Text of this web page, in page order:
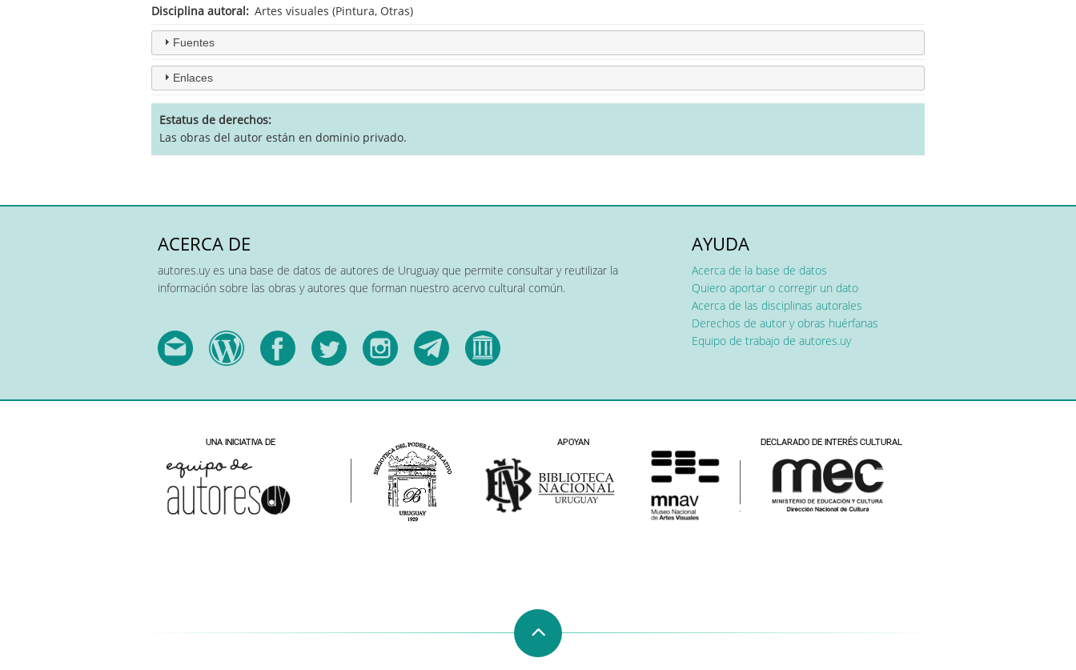
Disciplina autoral
Artes visuales (Pintura, Otras)
Fuentes
Enlaces
Estatus de derechos
Las obras del autor están en dominio privado.
ACERCA DE
autores.uy es una base de datos de autores de Uruguay que permite consultar y reutilizar la
información sobre las obras y autores que forman nuestro acervo cultural común.
AYUDA
Acerca de la base de datos
Quiero aportar o corregir un dato
Acerca de las disciplinas autorales
Derechos de autor y obras huérfanas
Equipo de trabajo de autores.uy